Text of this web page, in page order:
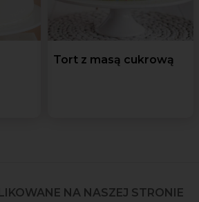
Tort z masą cukrową
NA NASZEJ STRONIE